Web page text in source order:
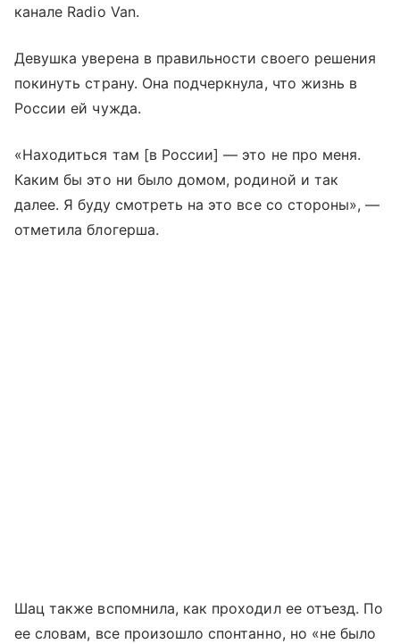
канале Radio Van.
Девушка уверена в правильности своего решения
покинуть страну. Она подчеркнула, что жизнь в
России ей чужда.
«Находиться там [в России] — это не про меня.
Каким бы это ни было домом, родиной и так
далее. Я буду смотреть на это все со стороны», —
отметила блогерша.
Шац также вспомнила, как проходил ее отъезд. По
ее словам, все произошло спонтанно, но «не было